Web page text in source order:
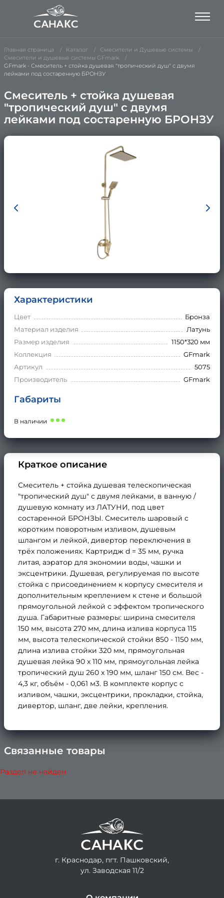
Главная страница Каталог
Смесители и Душевые системы
Смесители и душевые системы GFmark
GFmark - Смеситель + стойка душевая "тропический душ" с двумя
лейками под состаренную БРОНЗУ
Смеситель + стойка душевая
"тропический душ" с двумя
лейками под состаренную БРОНЗУ
Характеристики
Цвет
Бронза
Материал изделия
Латунь
Размер изделия
1150*320 мм
Коллекция
GFmark
Артикул
5075
Производитель
GFmark
Габариты
В наличии
Краткое описание
Смеситель + стойка душевая телескопическая
"тропический душ" с двумя лейками, в ванную /
душевую комнату из ЛАТУНИ, под цвет
состаренной БРОНЗЫ. Смеситель шаровый с
коротким поворотным изливом, душевым
шлангом и лейкой, дивертор переключения в
трёх положениях. Картридж d = 35 мм, ручка
литая, аэратор для экономии воды, чашки и
эксцентрики. Душевая, регулируемая по высоте
стойка с присоединением к корпусу смесителя и
дополнительным креплением к стене и большой
прямоугольной лейкой с эффектом тропического
душа. Габаритные размеры: ширина смесителя
150 мм, высота 270 мм, длина излива корпуса 115
мм, высота телескопической стойки 850 - 1150 мм,
длина излива стойки 320 мм, прямоугольная
душевая лейка 90 x 110 мм, прямоугольная лейка
тропический душ 260 x 190 мм, шланг 150 см. Вес -
4,3 кг, объём - 0,061 м3. В комплекте корпус с
изливом, чашки, эксцентрики, прокладки, стойка,
дивертор, шланг, две лейки, крепления.
Связанные товары
Раздел не найден
г. Краснодар, пгт. Пашковский,
ул. Заводская 11/2